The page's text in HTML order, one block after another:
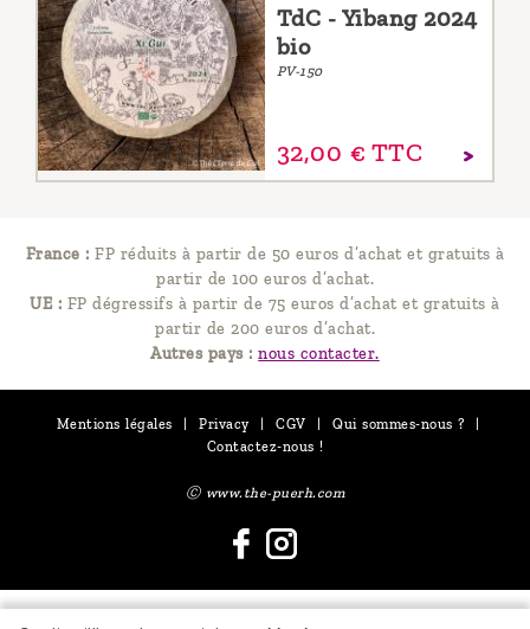
TdC - Yibang 2024
bio
PV-150
32,00 € TTC
France : FP réduits à partir de 50 euros d’achat et gratuits à
partir de 100 euros d’achat.
UE : FP dégressifs à partir de 75 euros d’achat et gratuits à
partir de 200 euros d’achat.
Autres pays : nous contacter.
Mentions légales Privacy CGV Qui sommes-nous ?
Contactez-nous !
Ⓒ www.the-puerh.com